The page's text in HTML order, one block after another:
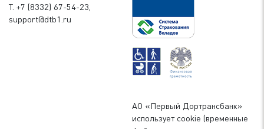
Т. +7 (8332) 67-54-23,
support@dtb1.ru
АО «Первый Дортрансбанк»
использует cookie (временные